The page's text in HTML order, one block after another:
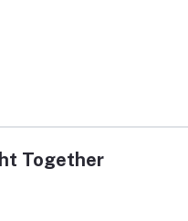
Together